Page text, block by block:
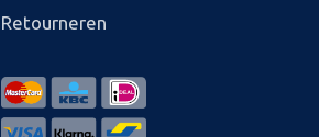
Retourneren